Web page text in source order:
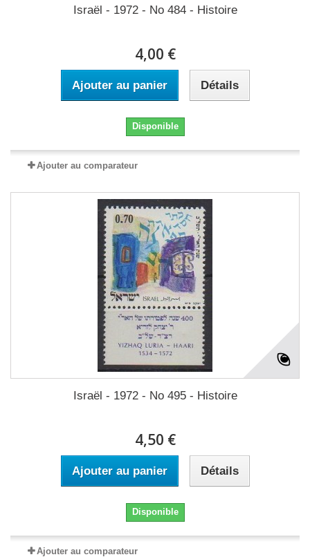
Israël - 1972 - No 484 - Histoire
4,00 €
Ajouter au panier Détails
Disponible
Ajouter au comparateur
Israël - 1972 - No 495 - Histoire
4,50 €
Ajouter au panier Détails
Disponible
Ajouter au comparateur